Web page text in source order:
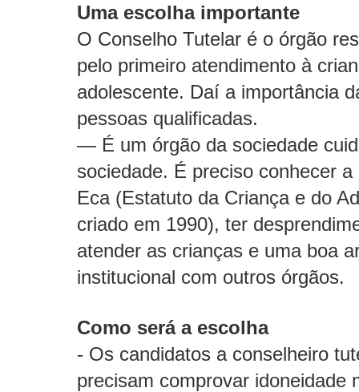
Uma escolha importante
O Conselho Tutelar é o órgão
pelo primeiro atendimento à
adolescente. Daí a importância
pessoas qualificadas.
— É um órgão da sociedade
sociedade. É preciso conhecer
Eca (Estatuto da Criança e do
criado em 1990), ter
atender as crianças e uma boa
institucional com outros órgãos.
Como será a escolha
- Os candidatos a conselheiro
precisam comprovar idoneidade